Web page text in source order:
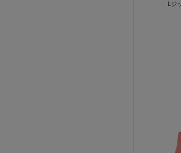
Lジ